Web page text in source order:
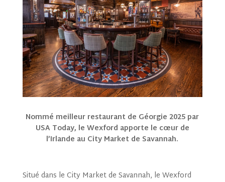
Nommé meilleur restaurant de Géorgie 2025 par
USA Today, le Wexford apporte le cœur de
l’Irlande au City Market de Savannah.
Situé dans le City Market de Savannah, le Wexford